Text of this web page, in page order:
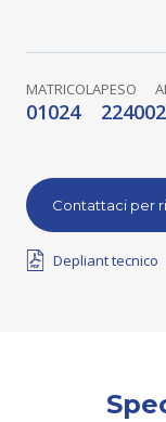
MATRICOLA
01024
PESO
22400
Contattaci per
Depliant tecnico